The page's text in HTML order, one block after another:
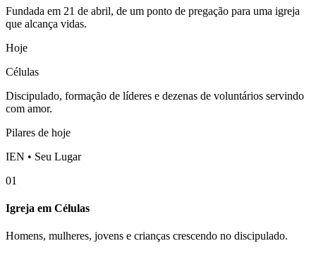
Fundada em 21 de abril, de um ponto de pregação para uma igreja
que alcança vidas.
Hoje
Células
Discipulado, formação de líderes e dezenas de voluntários servindo
com amor.
Pilares de hoje
IEN • Seu Lugar
01
Igreja em Células
Homens, mulheres, jovens e crianças crescendo no discipulado.